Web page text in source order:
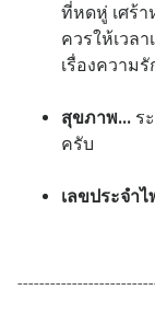
ที่หดหู่ เศร้า
ควรให้เวล
เรื่องความ
สุขภาพ... ร
ครับ
เลขประจำ